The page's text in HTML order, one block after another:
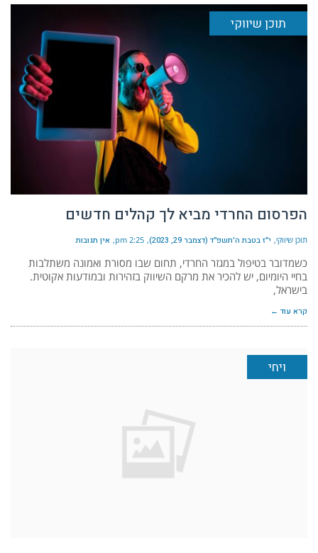
תוכן שיווקי
הפרסום החרדי מביא לך קהלים חדשים
תוכן שיווקי י״ז בטבת ה׳תשפ״ד (דצמבר 29, 2023) 2:25 pm אין תגובות
כשמדובר בטיפול במגזר החרדי, תחום שבו מסורת ואמונה משתלבות
בחיי היומיום, יש להכיר את מרקם השיווק בזהירות ובמודעות אקוטית.
בישראל,
קרא עוד ←
ויחי